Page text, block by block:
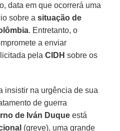
data em que ocorrerá uma
sobre asituação de
. Entretanto, o
a enviar
pelaCIDH sobre os
insistir na urgência de sua
de guerra
de Iván Duque está
(greve), uma grande